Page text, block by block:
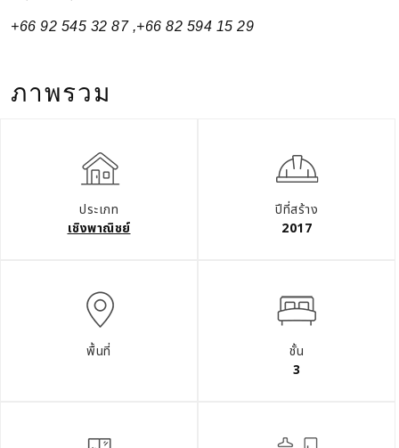
+66 92 545 32 87 ,+66 82 594 15 29
ภาพรวม
ประเภท
เชิงพาณิชย์
ปีที่สร้าง
2017
พื้นที่
ชั้น
3